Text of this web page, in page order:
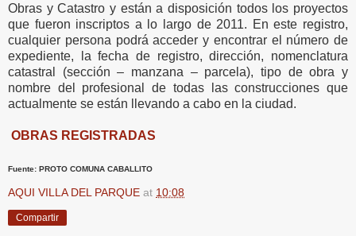
Obras y Catastro y están a disposición todos los proyectos
que fueron inscriptos a lo largo de 2011. En este registro,
cualquier persona podrá acceder y encontrar el número de
expediente, la fecha de registro, dirección, nomenclatura
catastral (sección – manzana – parcela), tipo de obra y
nombre del profesional de todas las construcciones que
actualmente se están llevando a cabo en la ciudad.
OBRAS REGISTRADAS
Fuente: PROTO COMUNA CABALLITO
AQUI VILLA DEL PARQUE at 10:08
Compartir